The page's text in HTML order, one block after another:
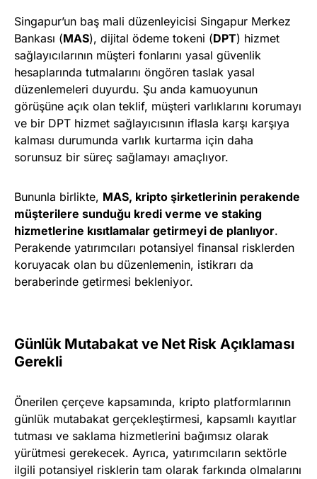
Singapur’un baş mali düzenleyicisi Singapur Merkez
Bankası (MAS), dijital ödeme tokeni (DPT) hizmet
sağlayıcılarının müşteri fonlarını yasal güvenlik
hesaplarında tutmalarını öngören taslak yasal
düzenlemeleri duyurdu. Şu anda kamuoyunun
görüşüne açık olan teklif, müşteri varlıklarını korumayı
ve bir DPT hizmet sağlayıcısının iflasla karşı karşıya
kalması durumunda varlık kurtarma için daha
sorunsuz bir süreç sağlamayı amaçlıyor.
Bununla birlikte, MAS, kripto şirketlerinin perakende
müşterilere sunduğu kredi verme ve staking
hizmetlerine kısıtlamalar getirmeyi de planlıyor.
Perakende yatırımcıları potansiyel finansal risklerden
koruyacak olan bu düzenlemenin, istikrarı da
beraberinde getirmesi bekleniyor.
Günlük Mutabakat ve Net Risk Açıklaması
Gerekli
Önerilen çerçeve kapsamında, kripto platformlarının
günlük mutabakat gerçekleştirmesi, kapsamlı kayıtlar
tutması ve saklama hizmetlerini bağımsız olarak
yürütmesi gerekecek. Ayrıca, yatırımcıların sektörle
ilgili potansiyel risklerin tam olarak farkında olmalarını